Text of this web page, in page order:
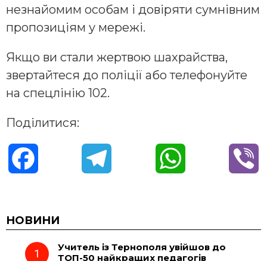
незнайомим особам і довіряти сумнівним
пропозиціям у мережі.
Якщо ви стали жертвою шахрайства,
звертайтеся до поліції або телефонуйте
на спецлінію 102.
Поділитися:
c
e e t
НОВИНИ
Учитель із Тернополя увійшов до
ТОП-50 найкращих педагогів